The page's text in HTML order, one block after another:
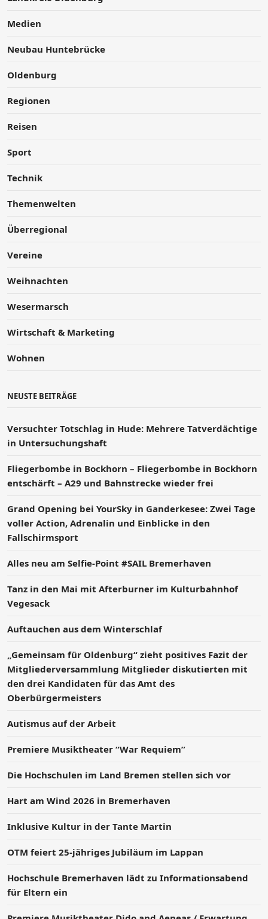
Medien
Neubau Huntebrücke
Oldenburg
Regionen
Reisen
Sport
Technik
Themenwelten
Überregional
Vereine
Weihnachten
Wesermarsch
Wirtschaft & Marketing
Wohnen
NEUSTE BEITRÄGE
Versucht­er Totschlag in Hude: Mehrere Tatverdächtige
in Untersuchungshaft
Fliegerbombe in Bockhorn – Fliegerbombe in Bockhorn
entschärft – A29 und Bahnstrecke wieder frei
Grand Opening bei YourSky in Ganderkesee: Zwei Tage
voller Action, Adrenalin und Einblicke in den
Fallschirmsport
Alles neu am Selfie-Point #SAIL Bremerhaven
Tanz in den Mai mit Afterburner im Kulturbahnhof
Vegesack
Auftauchen aus dem Winterschlaf
„Gemeinsam für Oldenburg“ zieht positives Fazit der
Mitgliederversammlung Mitglieder diskutierten mit
den drei Kandidaten für das Amt des
Oberbürgermeisters
Autismus auf der Arbeit
Premiere Musiktheater “War Requiem”
Die Hochschulen im Land Bremen stellen sich vor
Hart am Wind 2026 in Bremerhaven
Inklusive Kultur in der Tante Martin
OTM feiert 25-jähriges Jubiläum im Lappan
Hochschule Bremerhaven lädt zu Informationsabend
für Eltern ein